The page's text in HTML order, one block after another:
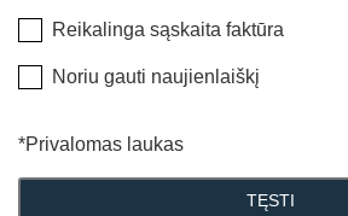
Reikalinga sąskaita faktūra
Noriu gauti naujienlaiškį
*Privalomas laukas
TĘSTI